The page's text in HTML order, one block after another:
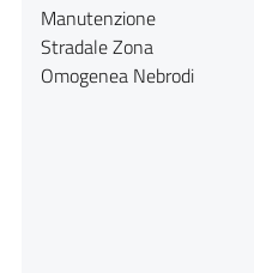
Manutenzione
Stradale Zona
Omogenea Nebrodi